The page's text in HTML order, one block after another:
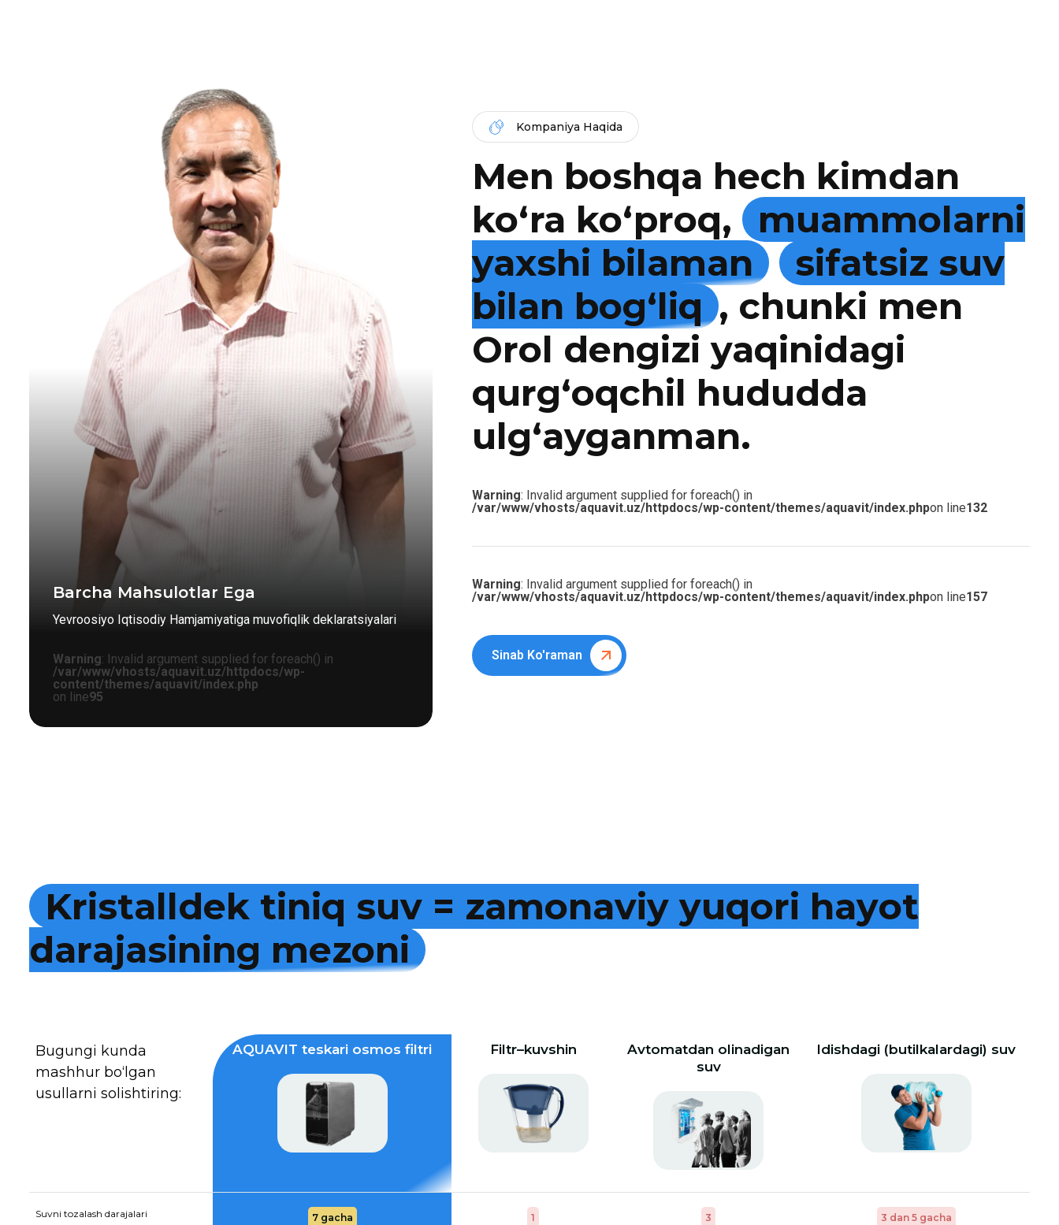
Barcha Mahsulotlar Ega
Yevroosiyo Iqtisodiy Hamjamiyatiga muvofiqlik deklaratsiyalari
Warning: Invalid argument supplied for foreach() in
/var/www/vhosts/aquavit.uz/httpdocs/wp-
content/themes/aquavit/index.php
on line95
Kompaniya Haqida
Men boshqa hech kimdan
ko‘ra ko‘proq,
muammolarni
yaxshi bilaman
sifatsiz suv
bilan bog‘liq , chunki men
Orol dengizi yaqinidagi
qurg‘oqchil hududda
ulg‘ayganman.
Warning: Invalid argument supplied for foreach() in
/var/www/vhosts/aquavit.uz/httpdocs/wp-content/themes/aquavit/index.phpon line132
Warning: Invalid argument supplied for foreach() in
/var/www/vhosts/aquavit.uz/httpdocs/wp-content/themes/aquavit/index.phpon line157
Sinab Ko'raman
Kristalldek tiniq suv = zamonaviy yuqori hayot
darajasining mezoni
Bugungi kunda
mashhur bo‘lgan
usullarni solishtiring:
AQUAVIT teskari osmos filtri Filtr–kuvshin
Avtomatdan olinadigan
suv
Idishdagi (butilkalardagi) suv
Suvni tozalash darajalari 7 gacha 1 3 3 dan 5 gacha